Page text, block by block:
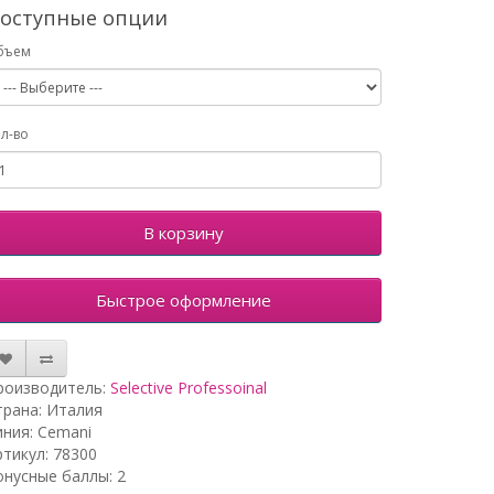
опции
во
В корзину
Быстрое оформление
Selective Professoinal
Италия
Cemani
78300
баллы: 2